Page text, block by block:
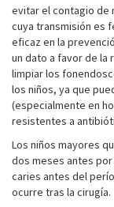
evitar el contagio de
cuya transmisión es
eficaz en la
un dato a favor de la
limpiar los
los niños, ya que
(especialmente en
resistentes a
Los niños mayores
dos meses antes
caries antes del
ocurre tras la cirugía.